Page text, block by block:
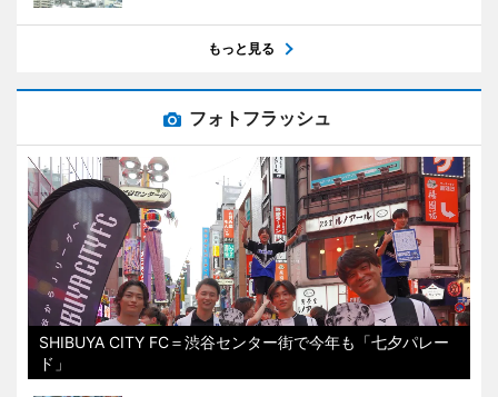
もっと見る
フォトフラッシュ
SHIBUYA CITY FC＝渋谷センター街で今年も「七夕パレー
ド」